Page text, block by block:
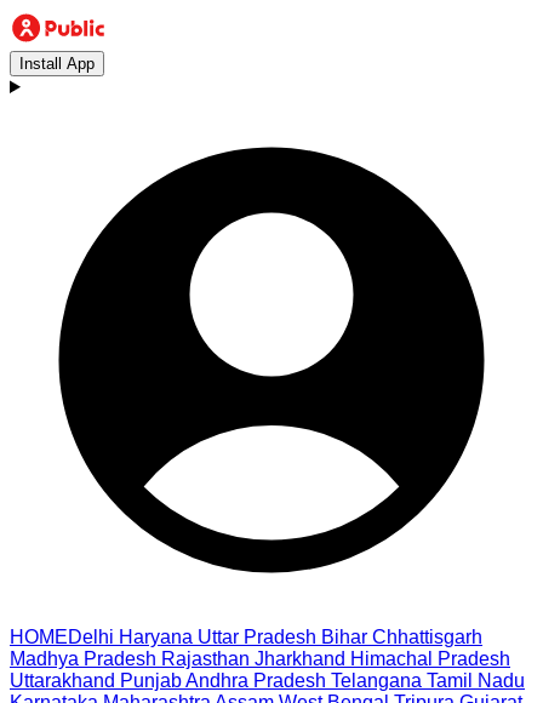
Install App
HOMEDelhi Haryana Uttar Pradesh Bihar Chhattisgarh
Madhya Pradesh Rajasthan Jharkhand Himachal Pradesh
Uttarakhand PunjabAndhra Pradesh Telangana Tamil Nadu